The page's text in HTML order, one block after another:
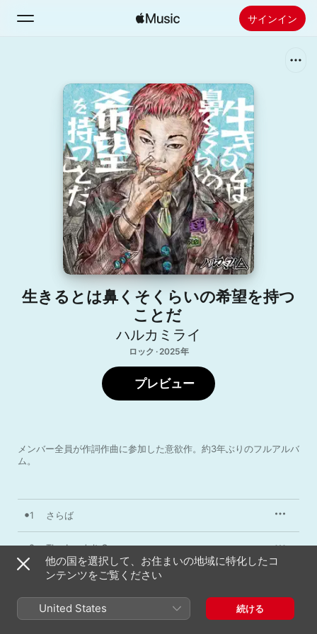
サインイン
新着おすすめ
ラジオ
Apple Musicをインストール
生きるとは鼻くそくらいの希望を持つ
ことだ
ハルカミライ
ロック · 2025年
メンバー全員が作詞作曲に参加した意欲作。約3年ぶりのフルアルバ
ム。
プレビュー
1 さらば
2 The Landolt C
第六感とテレパシー
サニーブルース
他の国を選択して、お住まいの地域に特化したコ
ンテンツをご覧ください
United States 続ける